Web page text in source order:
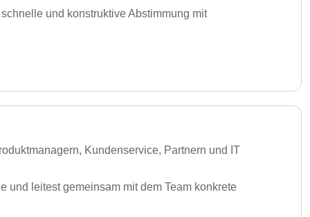
und konstruktive Abstimmung mit
Kundenservice, Partnern und IT
leitest gemeinsam mit dem Team konkrete